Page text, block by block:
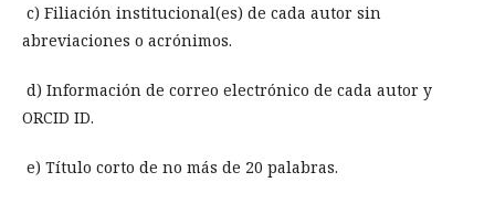
c) Filiación institucional(es) de cada autor sin
abreviaciones o acrónimos.
d) Información de correo electrónico de cada autor y
ORCID ID.
e) Título corto de no más de 20 palabras.